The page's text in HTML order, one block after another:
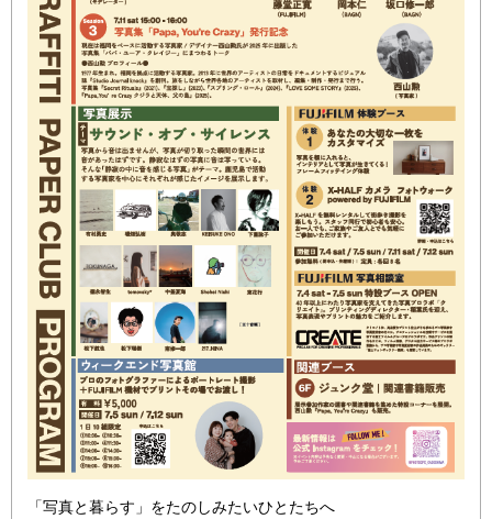
「写真と暮らす」をたのしみたいひとたちへ